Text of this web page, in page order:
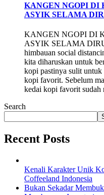
KANGEN NGOPI DI
ASYIK SELAMA
KANGEN NGOPI DI
ASYIK SELAMA
himbauan social
kita diharuskan untuk
kopi pastinya sulit untuk
kopi favorit. Sebelum
kedai kopi favorit
Search
Recent Posts
Kenali Karakter Unik
Coffeeland Indonesia
Bukan Sekadar